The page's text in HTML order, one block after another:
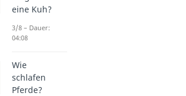
eine Kuh?
3/8 – Dauer:
04:08
Wie
schlafen
Pferde?